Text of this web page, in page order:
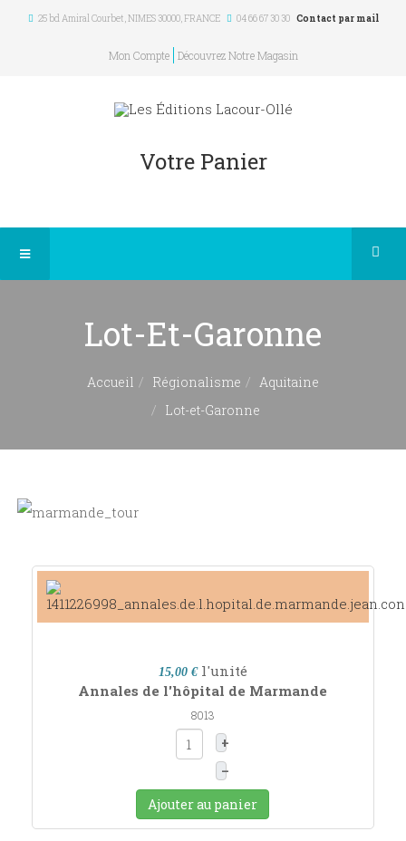
25 bd Amiral Courbet, NIMES 30000,FRANCE 04 66 67 30 30 Contact par mail
Mon Compte Découvrez Notre Magasin
Votre Panier
Lot-Et-Garonne
Accueil Régionalisme
Aquitaine
Lot-et-Garonne
15,00 € l'unité
Annales de l'hôpital de Marmande
8013
+
–
Ajouter au panier